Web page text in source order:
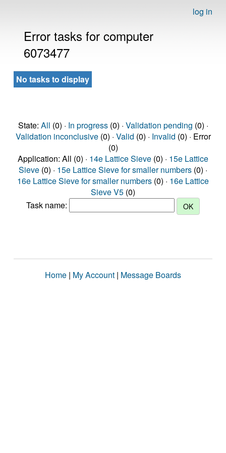
log in
Error tasks for computer
6073477
No tasks to display
State: All (0) · In progress(0) · Validation pending (0) ·
Validation inconclusive(0) · Valid (0) · Invalid (0) · Error
(0)
Application: All (0) · 14e Lattice Sieve (0) · 15e Lattice
Sieve (0) · 15e Lattice Sieve for smaller numbers (0) ·
16e Lattice Sieve for smaller numbers (0) · 16e Lattice
Sieve V5 (0)
Task name:
Home | My Account | Message Boards